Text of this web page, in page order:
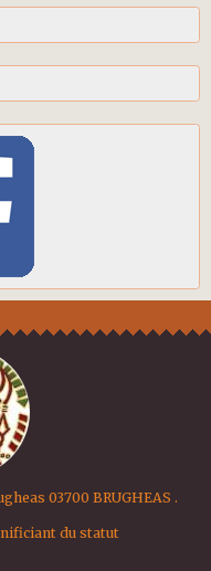
03700 BRUGHEAS .
du statut